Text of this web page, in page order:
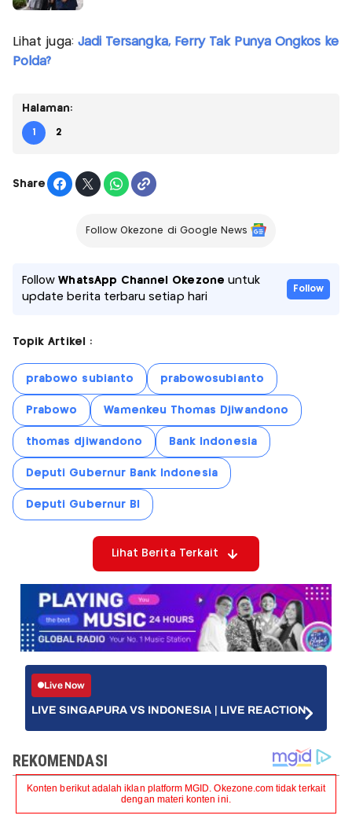
Lihat juga: Jadi Tersangka, Ferry Tak Punya Ongkos ke
Polda?
Halaman:
1 2
Share
Follow Okezone di Google News
FollowWhatsApp Channel Okezone untuk
update berita terbaru setiap hari
Follow
Topik Artikel :
prabowo subianto prabowosubianto
Prabowo Wamenkeu Thomas Djiwandono
thomas djiwandono Bank Indonesia
Deputi Gubernur Bank Indonesia
Deputi Gubernur BI
Lihat Berita Terkait
Live Now
LIVE SINGAPURA VS INDONESIA | LIVE REACTION